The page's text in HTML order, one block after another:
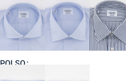
POLSO